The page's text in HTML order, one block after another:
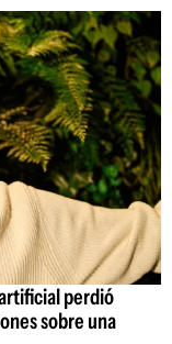
perdió
sobre una